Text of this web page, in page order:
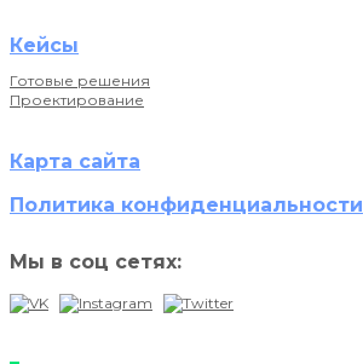
Кейсы
Готовые решения
Проектирование
Карта сайта
Политика конфиденциальности
Мы в соц сетях: